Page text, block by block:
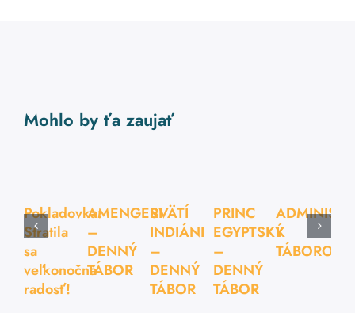
Mohlo by ťa zaujať
Pokladovka:
Stratila
sa
veľkonočná
radosť!
AMENGERI
–
DENNÝ
TÁBOR
SVÄTÍ
INDIÁNI
–
DENNÝ
TÁBOR
PRINC
EGYPTSKÝ
–
DENNÝ
TÁBOR
K
TÁBOROM